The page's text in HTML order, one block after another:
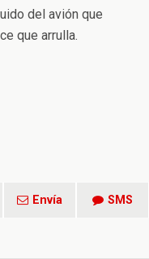
del avión que
que arrulla.
Envía SMS